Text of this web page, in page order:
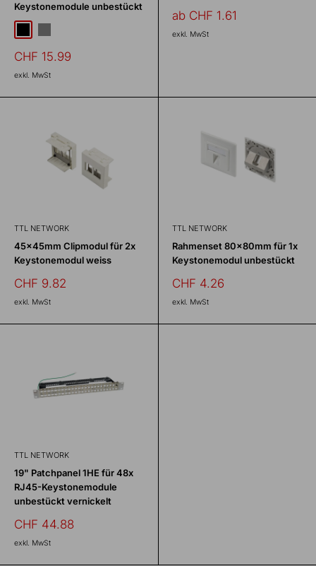
Keystonemodule unbestückt
Sonderpreis
CHF 15.99
exkl. MwSt
Sonderpreis
ab CHF 1.61
exkl. MwSt
TTL NETWORK
45x45mm Clipmodul für 2x
Keystonemodul weiss
Sonderpreis
CHF 9.82
exkl. MwSt
TTL NETWORK
Rahmenset 80x80mm für 1x
Keystonemodul unbestückt
Sonderpreis
CHF 4.26
exkl. MwSt
TTL NETWORK
19" Patchpanel 1HE für 48x
RJ45-Keystonemodule
unbestückt vernickelt
Sonderpreis
CHF 44.88
exkl. MwSt